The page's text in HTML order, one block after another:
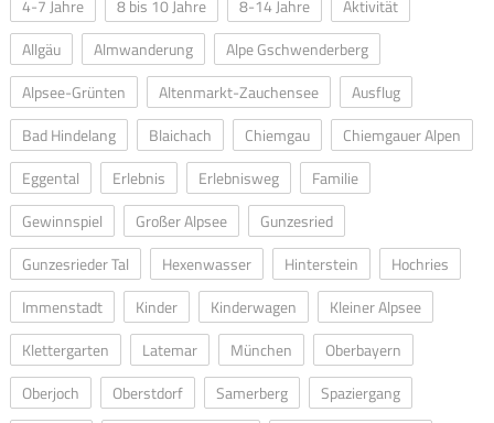
4-7 Jahre 8 bis 10 Jahre 8-14 Jahre
Aktivität
Allgäu
Almwanderung
Alpe Gschwenderberg
Alpsee-Grünten
Altenmarkt-Zauchensee
Ausflug
Bad Hindelang
Blaichach Chiemgau
Chiemgauer Alpen
Eggental
Erlebnis Erlebnisweg
Familie
Gewinnspiel
Großer Alpsee
Gunzesried
Gunzesrieder Tal
Hexenwasser Hinterstein
Hochries
Immenstadt
Kinder Kinderwagen
Kleiner Alpsee
Klettergarten
Latemar München
Oberbayern
Oberjoch
Oberstdorf Samerberg
Spaziergang